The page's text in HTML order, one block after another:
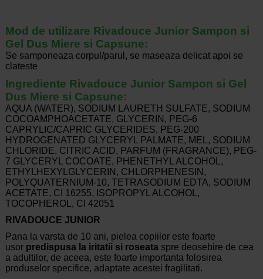
Mod de utilizare Rivadouce Junior Sampon si
Gel Dus Miere si Capsune:
Se samponeaza corpul/parul, se maseaza delicat apoi se
clateste
Ingrediente Rivadouce Junior Sampon si Gel
Dus Miere si Capsune:
AQUA (WATER), SODIUM LAURETH SULFATE, SODIUM
COCOAMPHOACETATE, GLYCERIN, PEG-6
CAPRYLIC/CAPRIC GLYCERIDES, PEG-200
HYDROGENATED GLYCERYL PALMATE, MEL, SODIUM
CHLORIDE, CITRIC ACID, PARFUM (FRAGRANCE), PEG-
7 GLYCERYL COCOATE, PHENETHYL ALCOHOL,
ETHYLHEXYLGLYCERIN, CHLORPHENESIN,
POLYQUATERNIUM-10, TETRASODIUM EDTA, SODIUM
ACETATE, CI 16255, ISOPROPYL ALCOHOL,
TOCOPHEROL, CI 42051
RIVADOUCE JUNIOR
Pana la varsta de 10 ani, pielea copiilor este foarte
usorpredispusa la iritatii si roseataspre deosebire de cea
a adultilor, de aceea, este foarte importanta folosirea
produselor specifice, adaptate acestei fragilitati.